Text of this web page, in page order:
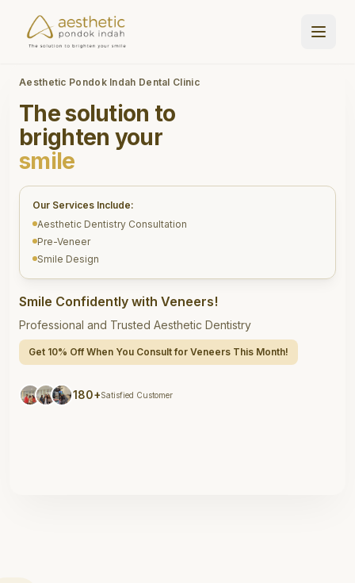
Aesthetic Pondok Indah Dental Clinic
The solution to
brighten your
smile
Our Services Include:
Aesthetic Dentistry Consultation
Pre-Veneer
Smile Design
Smile Confidently with Veneers!
Professional and Trusted Aesthetic Dentistry
Get 10% Off When You Consult for Veneers This Month!
180+Satisfied Customer